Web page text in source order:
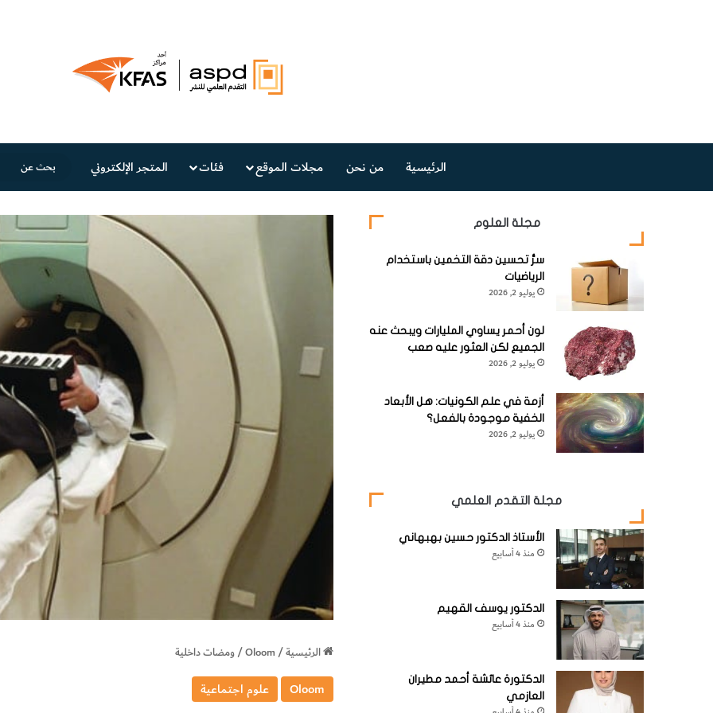
الرئيسية من نحن مجلات الموقع فئات المتجر الإلكتروني
الرئيسية/
Oloom
/ومضات داخلية
Oloom علوم اجتماعية
مجلة العلوم
سرُّ تحسين دقة التخمين باستخدام
الرياضيات
يوليو 2, 2026
لون أحمر يساوي المليارات ويبحث عنه
الجميع لكن العثور عليه صعب
يوليو 2, 2026
أزمة في علم الكونيات: هل الأبعاد
الخفية موجودة بالفعل؟
يوليو 2, 2026
مجلة التقدم العلمي
الأستاذ الدكتور حسين بهبهاني
منذ 4 أسابيع
الدكتور يوسف القهيم
منذ 4 أسابيع
الدكتورة عائشة أحمد مطيران
العازمي